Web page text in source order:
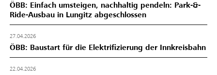
ÖBB: Einfach umsteigen, nachhaltig pendeln: Park-&-
Ride-Ausbau in Lungitz abgeschlossen
27.04.2026
ÖBB: Baustart für die Elektrifizierung der Innkreisbahn
22.04.2026